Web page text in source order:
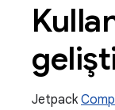
Jetpack